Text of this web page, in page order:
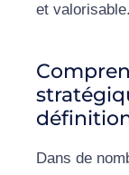
et valorisable.
Dans de